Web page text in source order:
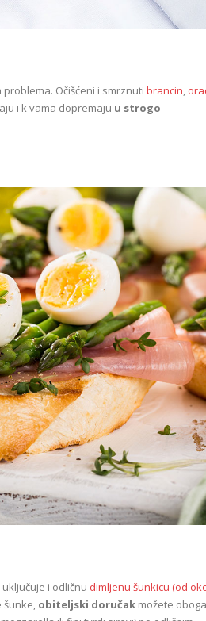
Očišćeni i smrznuti brancin
i k vama dopremaju u strogo
i odličnu dimljenu šunkicu (od
šunke, obiteljski doručak možete